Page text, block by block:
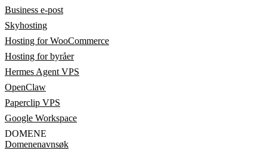
Business e-post
Skyhosting
Hosting for WooCommerce
Hosting for byråer
Hermes Agent VPS
OpenClaw
Paperclip VPS
Google Workspace
DOMENE
Domenenavnsøk